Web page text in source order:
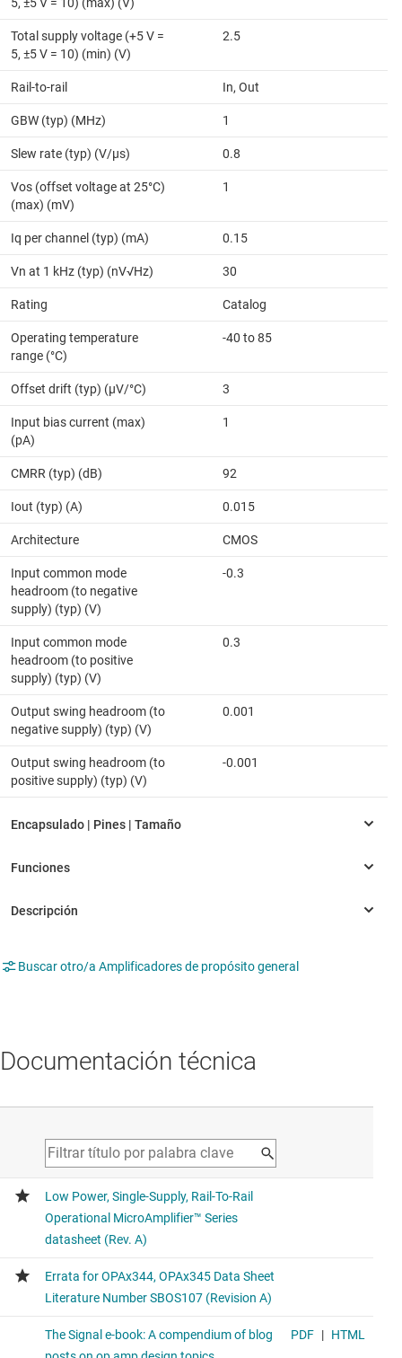
Total supply voltage (+5 V =
5, ±5 V = 10) (min) (V)
2.5
Rail-to-rail In, Out
GBW (typ) (MHz) 1
Slew rate (typ) (V/µs) 0.8
Vos (offset voltage at 25°C)
(max) (mV)
1
Iq per channel (typ) (mA) 0.15
Vn at 1 kHz (typ) (nV√Hz) 30
Rating Catalog
Operating temperature
range (°C)
-40 to 85
Offset drift (typ) (µV/°C) 3
Input bias current (max)
(pA)
1
CMRR (typ) (dB) 92
Iout (typ) (A) 0.015
Architecture CMOS
Input common mode
headroom (to negative
supply) (typ) (V)
-0.3
Input common mode
headroom (to positive
supply) (typ) (V)
0.3
Output swing headroom (to
negative supply) (typ) (V)
0.001
Output swing headroom (to
positive supply) (typ) (V)
-0.001
Buscar otro/a Amplificadores de propósito general
Documentación técnica